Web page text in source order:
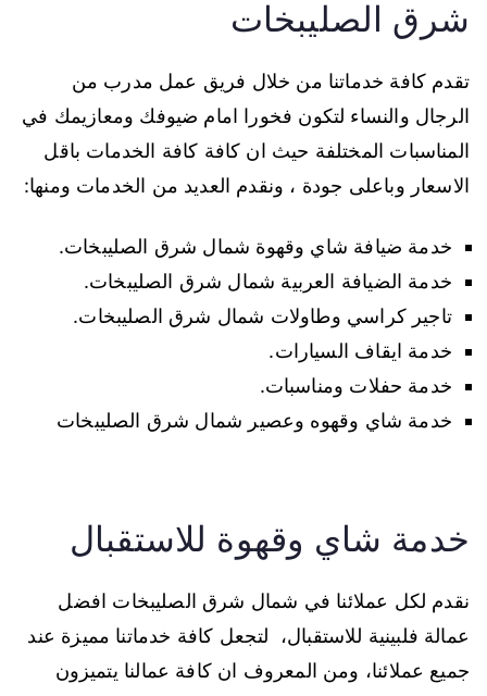
شرق الصليبخات
تقدم كافة خدماتنا من خلال فريق عمل مدرب من
الرجال والنساء لتكون فخورا امام ضيوفك ومعازيمك في
المناسبات المختلفة حيث ان كافة كافة الخدمات باقل
الاسعار وباعلى جودة ، ونقدم العديد من الخدمات ومنها:
خدمة ضيافة شاي وقهوة شمال شرق الصليبخات.
خدمة الضيافة العربية شمال شرق الصليبخات.
تاجير كراسي وطاولات شمال شرق الصليبخات.
خدمة ايقاف السيارات.
خدمة حفلات ومناسبات.
خدمة شاي وقهوه وعصير شمال شرق الصليبخات
خدمة شاي وقهوة للاستقبال
نقدم لكل عملائنا في شمال شرق الصليبخات افضل
عمالة فلبينية للاستقبال، لتجعل كافة خدماتنا مميزة عند
جميع عملائنا، ومن المعروف ان كافة عمالنا يتميزون